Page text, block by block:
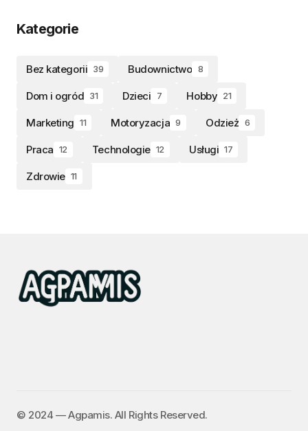
Kategorie
Bez kategorii 39 Budownictwo 8
Dom i ogród 31 Dzieci 7 Hobby 21
Marketing 11 Motoryzacja 9 Odzież 6
Praca 12 Technologie 12 Usługi 17
Zdrowie 11
©️ 2024 — Agpamis. All Rights Reserved.